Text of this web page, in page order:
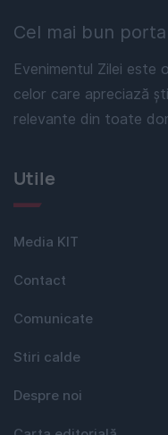
Cel mai bun
Evenimentul Zilei este
celor care apreciază
relevante din toate
Utile
Media KIT
Contact
Comunicate
Stiri calde
Despre noi